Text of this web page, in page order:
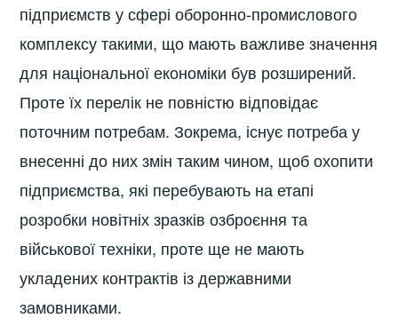
підприємств у сфері оборонно-промислового
комплексу такими, що мають важливе значення
для національної економіки був розширений.
Проте їх перелік не повністю відповідає
поточним потребам. Зокрема, існує потреба у
внесенні до них змін таким чином, щоб охопити
підприємства, які перебувають на етапі
розробки новітніх зразків озброєння та
військової техніки, проте ще не мають
укладених контрактів із державними
замовниками.